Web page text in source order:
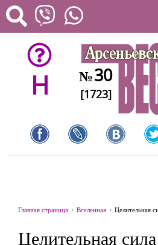
H №30
[1723]
Главная страница Вселенная Целительная
Целительная